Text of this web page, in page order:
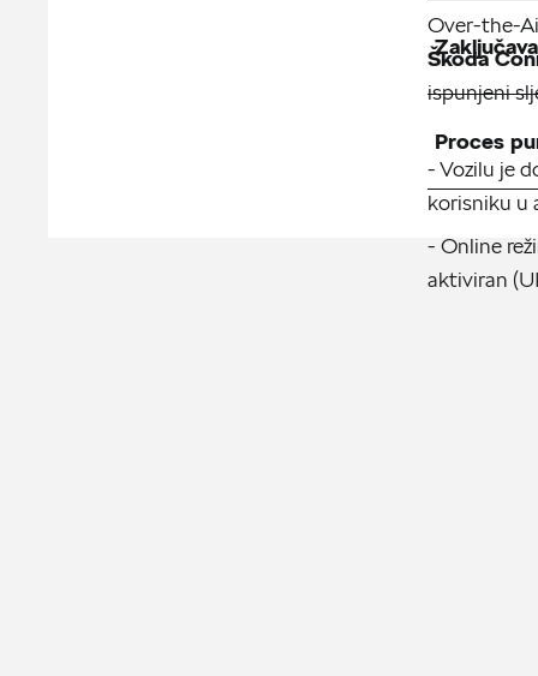
Over-the-
Škoda
ispunjeni
- Vozilu je
korisniku u
- Online
aktiviran
Proces